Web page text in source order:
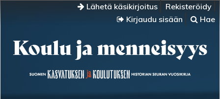
Lähetä käsikirjoitus
Rekisteröidy
Kirjaudu sisään
Hae